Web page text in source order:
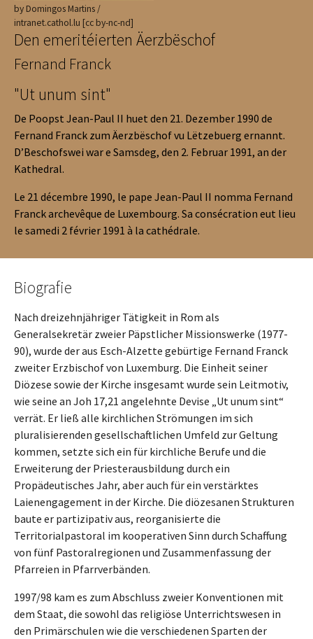
by Domingos Martins /
intranet.cathol.lu [cc by-nc-nd]
Den emeritéierten Äerzbëschof
Fernand Franck
"Ut unum sint"
De Poopst Jean-Paul II huet den 21. Dezember 1990 de
Fernand Franck zum Äerzbëschof vu Lëtzebuerg ernannt.
D’Beschofswei war e Samsdeg, den 2. Februar 1991, an der
Kathedral.
Le 21 décembre 1990, le pape Jean-Paul II nomma Fernand
Franck archevêque de Luxembourg. Sa consécration eut lieu
le samedi 2 février 1991 à la cathédrale.
Biografie
Nach dreizehnjähriger Tätigkeit in Rom als
Generalsekretär zweier Päpstlicher Missionswerke (1977-
90), wurde der aus Esch-Alzette gebürtige Fernand Franck
zweiter Erzbischof von Luxemburg. Die Einheit seiner
Diözese sowie der Kirche insgesamt wurde sein Leitmotiv,
wie seine an Joh 17,21 angelehnte Devise „Ut unum sint“
verrät. Er ließ alle kirchlichen Strömungen im sich
pluralisierenden gesellschaftlichen Umfeld zur Geltung
kommen, setzte sich ein für kirchliche Berufe und die
Erweiterung der Priesterausbildung durch ein
Propädeutisches Jahr, aber auch für ein verstärktes
Laienengagement in der Kirche. Die diözesanen Strukturen
baute er partizipativ aus, reorganisierte die
Territorialpastoral im kooperativen Sinn durch Schaffung
von fünf Pastoralregionen und Zusammenfassung der
Pfarreien in Pfarrverbänden.
1997/98 kam es zum Abschluss zweier Konventionen mit
dem Staat, die sowohl das religiöse Unterrichtswesen in
den Primärschulen wie die verschiedenen Sparten der